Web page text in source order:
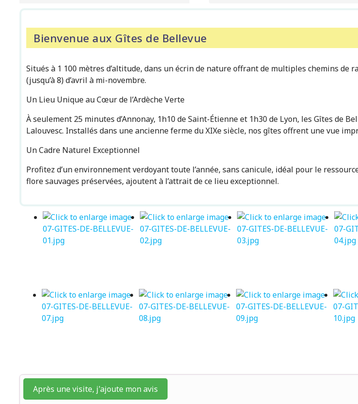
Bienvenue aux Gîtes de Bellevue
Situés à 1 100 mètres d’altitude, dans un écrin de nature offrant de multiples chemins de
(jusqu’à 8) d’avril à mi-novembre.
Un Lieu Unique au Cœur de l’Ardèche Verte
À seulement 25 minutes d’Annonay, 1h10 de Saint-Étienne et 1h30 de Lyon, les Gîtes de
Lalouvesc. Installés dans une ancienne ferme du XIXe siècle, nos gîtes offrent une vue
Un Cadre Naturel Exceptionnel
Profitez d’un environnement verdoyant toute l’année, sans canicule, idéal pour le
flore sauvages préservées, ajoutent à l’attrait de ce lieu exceptionnel.
Après une visite, j'ajoute mon avis